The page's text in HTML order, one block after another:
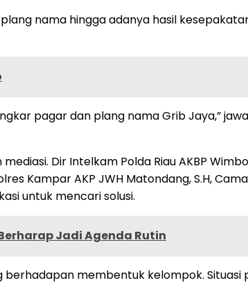
nama hingga adanya hasil
pagar dan plang nama Grib Jaya,”
Dir Intelkam Polda Riau AKBP
Kampar AKP JWH Matondang, S.H,
untuk mencari solusi.
Jadi Agenda Rutin
membentuk kelompok. Situasi